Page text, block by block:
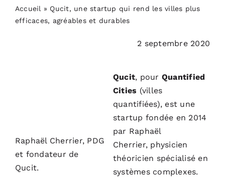
Accueil » Qucit, une startup qui rend les villes plus
efficaces, agréables et durables
2 septembre 2020
Raphaël Cherrier, PDG
et fondateur de
Qucit.
Qucit, pour Quantified
Cities (villes
quantifiées), est une
startup fondée en 2014
par Raphaël
Cherrier, physicien
théoricien spécialisé en
systèmes complexes.
PODCASTS